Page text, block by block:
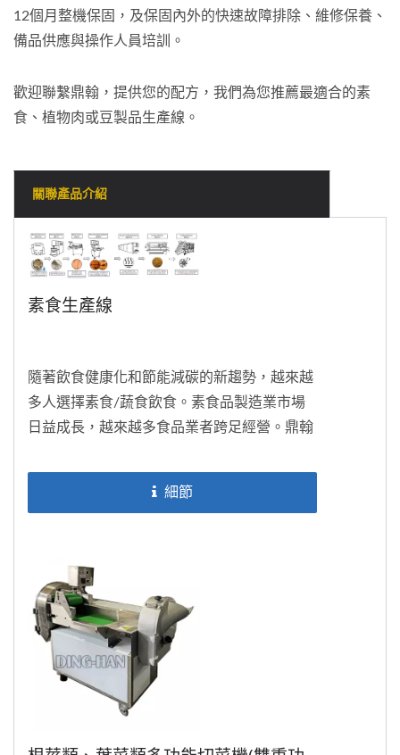
12個月整機保固，及保固內外的快速故障排除、維修保養、
備品供應與操作人員培訓。
歡迎聯繫鼎翰，提供您的配方，我們為您推薦最適合的素
食、植物肉或豆製品生產線。
關聯產品介紹
素食生產線
隨著飲食健康化和節能減碳的新趨勢，越來越
多人選擇素食/蔬食飲食。素食品製造業市場
日益成長，越來越多食品業者跨足經營。鼎翰
驗，我們與台灣頂尖的素食品業者合作已超過
二十年，具備專業能力能夠幫助您從無到有創
細節